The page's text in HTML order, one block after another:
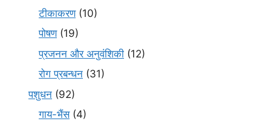
टीकाकरण(10)
पोषण(19)
प्रजनन और अनुवंशिकी (12)
रोग प्रबन्धन (31)
पशुधन (92)
गाय-भैंस(4)